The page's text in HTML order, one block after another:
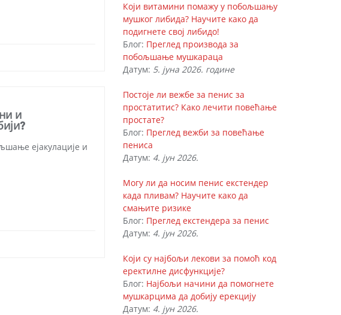
и
ејакулације и
Који витамини помажу у побољшању
мушког либида? Научите како да
подигнете свој либидо!
Блог: Преглед производа за
побољшање мушкараца
Датум: 5. јуна 2026. године
Постоје ли вежбе за пенис за
простатитис? Како лечити повећање
простате?
Блог: Преглед вежби за повећање
пениса
Датум: 4. јун 2026.
Могу ли да носим пенис екстендер
када пливам? Научите како да
смањите ризике
Блог: Преглед екстендера за пенис
Датум: 4. јун 2026.
Који су најбољи лекови за помоћ код
еректилне дисфункције?
Блог: Најбољи начини да помогнете
мушкарцима да добију ерекцију
Датум: 4. јун 2026.